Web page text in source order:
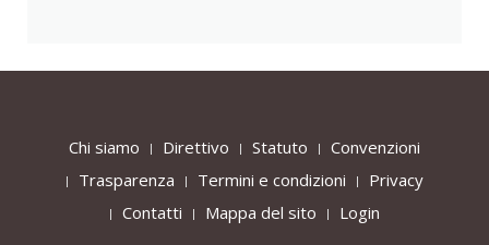
Chi siamo Direttivo Statuto
Convenzioni
Trasparenza
Termini e condizioni
Privacy
Contatti
Mappa del sito Login